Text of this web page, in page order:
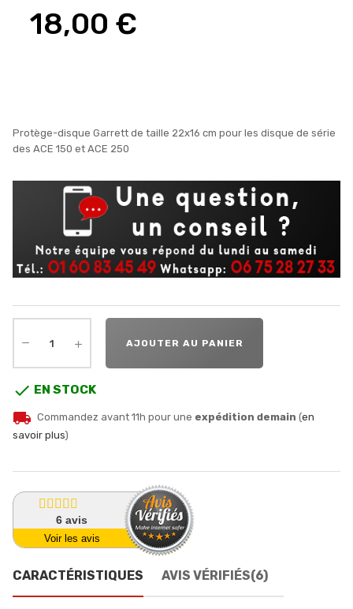
18,00 €
Protège-disque Garrett de taille 22x16 cm pour les disque de série
des ACE 150 et ACE 250
AJOUTER AU PANIER
 EN STOCK
local_shipping Commandez avant 11h pour une expédition demain (en
savoir plus)
6avis
Voir les avis
CARACTÉRISTIQUES AVIS VÉRIFIÉS(6)